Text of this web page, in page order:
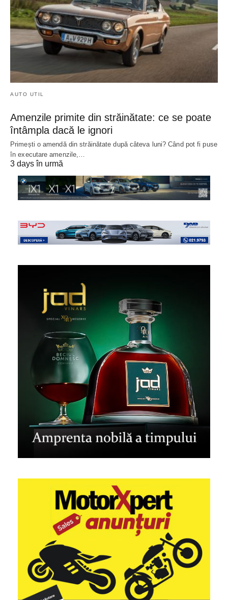
AUTO UTIL
Amenzile primite din străinătate: ce se poate
întâmpla dacă le ignori
Primești o amendă din străinătate după câteva luni? Când pot fi puse
în executare amenzile,…
3 days în urmă